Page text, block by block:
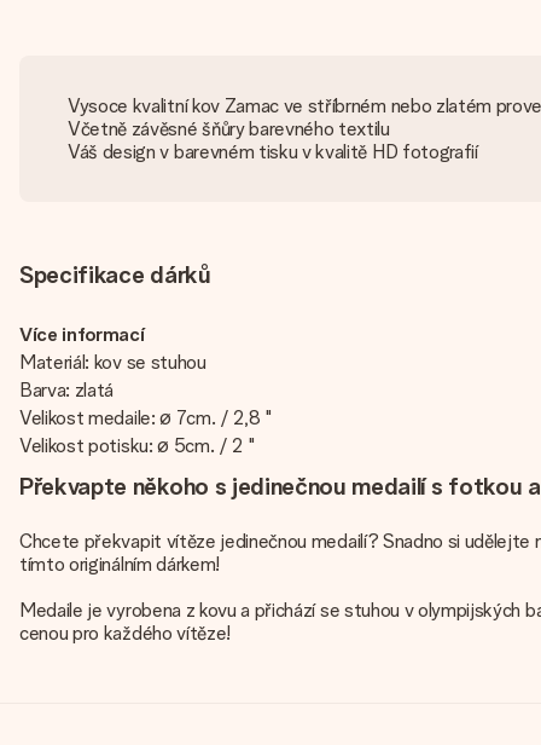
Vysoce kvalitní kov Zamac ve stříbrném nebo zlatém
Včetně závěsné šňůry barevného textilu
Váš design v barevném tisku v kvalitě HD fotografií
Specifikace dárků
Více informací
Materiál: kov se stuhou
Barva: zlatá
Velikost medaile: ø 7cm. / 2,8 "
Velikost potisku: ø 5cm. / 2 "
Překvapte někoho s jedinečnou medailí s fotkou
Chcete překvapit vítěze jedinečnou medailí? Snadno si
tímto originálním dárkem!
Medaile je vyrobena z kovu a přichází se stuhou v
cenou pro každého vítěze!